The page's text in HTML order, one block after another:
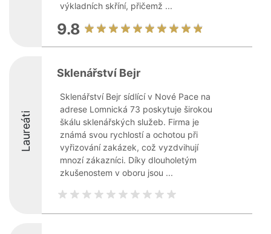
výkladních skříní, přičemž ...
9.8
Laureáti
Sklenářství Bejr
Sklenářství Bejr sídlící v Nové Pace na
adrese Lomnická 73 poskytuje širokou
škálu sklenářských služeb. Firma je
známá svou rychlostí a ochotou při
vyřizování zakázek, což vyzdvihují
mnozí zákazníci. Díky dlouholetým
zkušenostem v oboru jsou ...